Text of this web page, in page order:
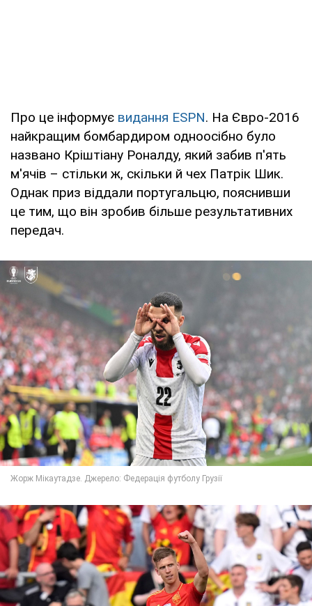
Про це інформує видання ESPN. На Євро-2016
найкращим бомбардиром одноосібно було
названо Кріштіану Роналду, який забив п'ять
м'ячів – стільки ж, скільки й чех Патрік Шик.
Однак приз віддали португальцю, пояснивши
це тим, що він зробив більше результативних
передач.